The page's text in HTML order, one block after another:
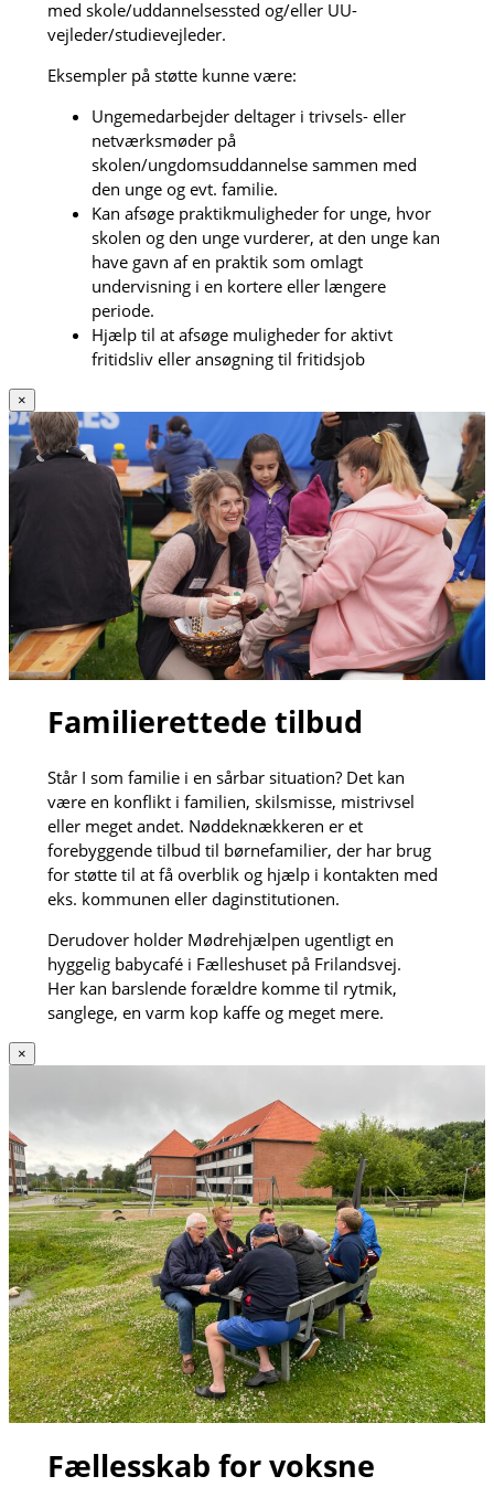
med skole/uddannelsessted og/eller UU-
vejleder/studievejleder.
Eksempler på støtte kunne være:
Ungemedarbejder deltager i trivsels- eller
netværksmøder på
skolen/ungdomsuddannelse sammen med
den unge og evt. familie.
Kan afsøge praktikmuligheder for unge, hvor
skolen og den unge vurderer, at den unge kan
have gavn af en praktik som omlagt
undervisning i en kortere eller længere
periode.
Hjælp til at afsøge muligheder for aktivt
fritidsliv eller ansøgning til fritidsjob
×
Familierettede tilbud
Står I som familie i en sårbar situation? Det kan
være en konflikt i familien, skilsmisse, mistrivsel
eller meget andet. Nøddeknækkeren er et
forebyggende tilbud til børnefamilier, der har brug
for støtte til at få overblik og hjælp i kontakten med
eks. kommunen eller daginstitutionen.
Derudover holder Mødrehjælpen ugentligt en
hyggelig babycafé i Fælleshuset på Frilandsvej.
Her kan barslende forældre komme til rytmik,
sanglege, en varm kop kaffe og meget mere.
×
Fællesskab for voksne